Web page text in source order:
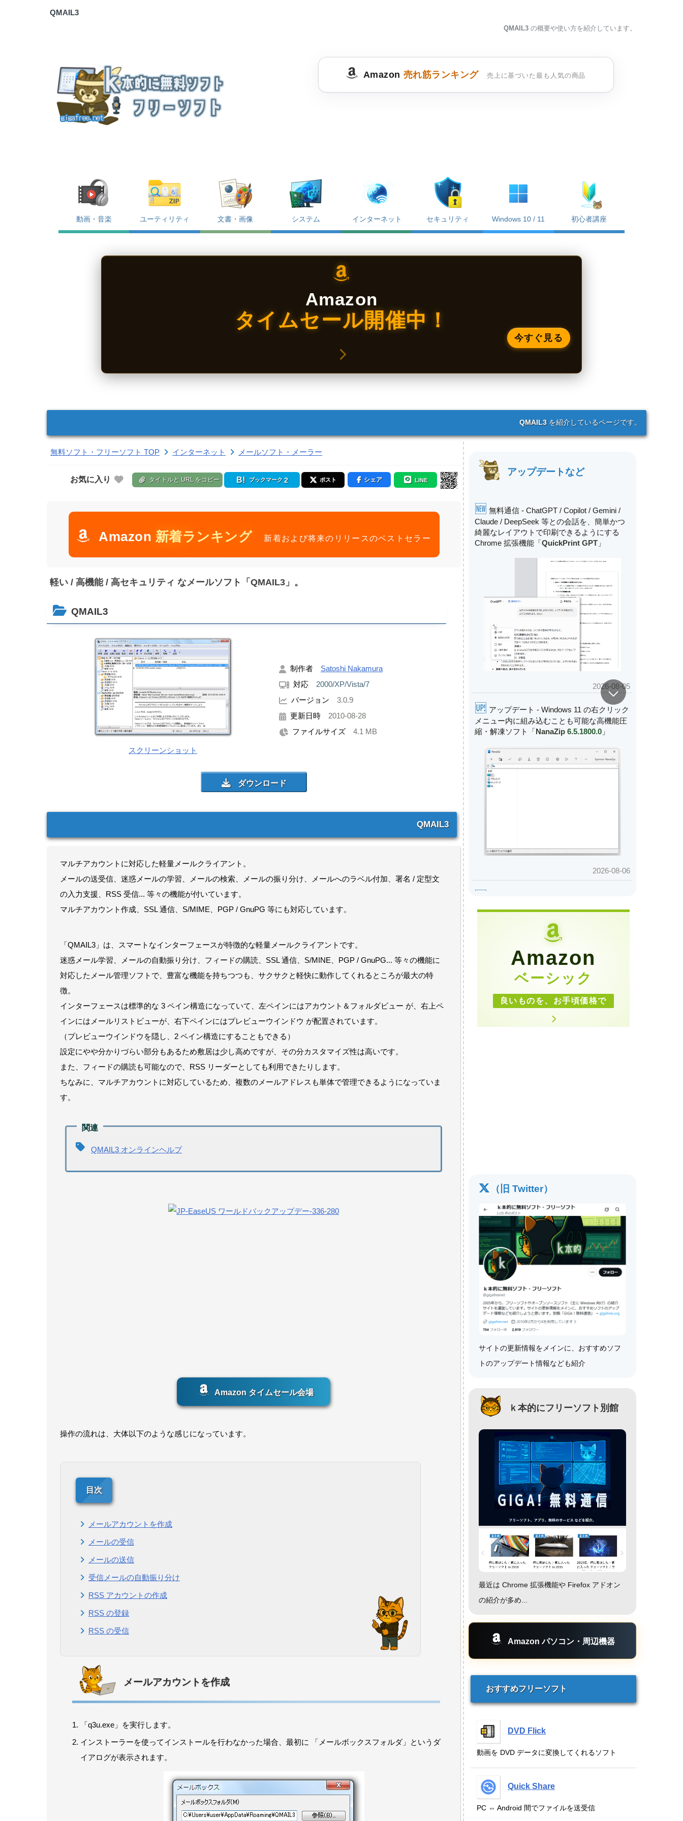
QMAIL3
QMAIL3 の概要や使い方を紹介しています。
Amazon 売れ筋ランキング 売上に基づいた最も人気の商品
動画・音楽 ユーティリティ 文書・画像 システム インターネット セキュリティ Windows 10 / 11 初心者講座
Amazon
タイムセール開催中！
今すぐ見る
QMAIL3を紹介しているページです。
無料ソフト・フリーソフト TOP インターネット メールソフト・メーラー
お気に入り タイトルと URL をコピー ブックマーク 2 ポスト シェア LINE
Amazon 新着ランキング 新着および将来のリリースのベストセラー
軽い / 高機能 / 高セキュリティ なメールソフト「QMAIL3」。
QMAIL3
スクリーンショット
制作者 Satoshi Nakamura
対応 2000/XP/Vista/7
バージョン 3.0.9
更新日時 2010-08-28
ファイルサイズ 4.1 MB
QMAIL3
マルチアカウントに対応した軽量メールクライアント。
メールの送受信、迷惑メールの学習、メールの検索、メールの振り分け、メールへのラベル付加、署名 / 定型文
の入力支援、RSS 受信... 等々の機能が付いています。
マルチアカウント作成、SSL 通信、S/MIME、PGP / GnuPG 等にも対応しています。
「QMAIL3」は、スマートなインターフェースが特徴的な軽量メールクライアントです。
迷惑メール学習、メールの自動振り分け、フィードの購読、SSL 通信、S/MINE、PGP / GnuPG... 等々の機能に
対応したメール管理ソフトで、豊富な機能を持ちつつも、サクサクと軽快に動作してくれるところが最大の特
徴。
インターフェースは標準的な 3 ペイン構造になっていて、左ペインにはアカウント＆フォルダビュー が、右上ペ
インにはメールリストビューが、右下ペインにはプレビューウインドウ が配置されています。
（プレビューウインドウを隠し、2 ペイン構造にすることもできる）
設定にやや分かりづらい部分もあるため敷居は少し高めですが、その分カスタマイズ性は高いです。
また、フィードの購読も可能なので、RSS リーダーとしても利用できたりします。
ちなみに、マルチアカウントに対応しているため、複数のメールアドレスも単体で管理できるようになっていま
す。
QMAIL3 オンラインヘルプ
Amazon タイムセール会場
操作の流れは、大体以下のような感じになっています。
メールアカウントを作成
メールの受信
メールの送信
受信メールの自動振り分け
RSS アカウントの作成
RSS の登録
RSS の受信
メールアカウントを作成
「q3u.exe」を実行します。
インストーラーを使ってインストールを行わなかった場合、最初に 「メールボックスフォルダ」というダ
イアログが表示されます。
アップデートなど
Amazon
ベーシック
良いものを、お手頃価格で
（旧 Twitter）
サイトの更新情報をメインに、おすすめソフ
トのアップデート情報なども紹介
ｋ本的にフリーソフト別館
最近は Chrome 拡張機能や Firefox アドオン
の紹介が多め...
Amazon パソコン・周辺機器
おすすめフリーソフト
DVD Flick
動画を DVD データに変換してくれるソフト
Quick Share
PC ⇔ Android 間でファイルを送受信